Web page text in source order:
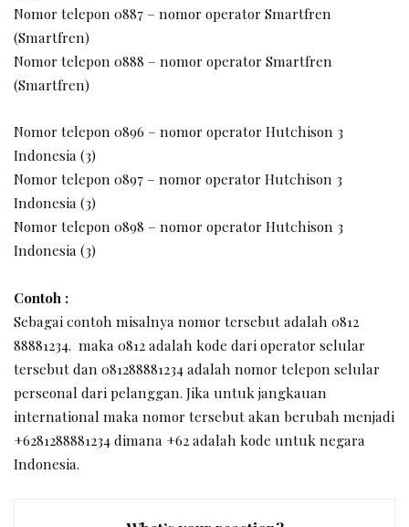
Nomor telepon 0887 – nomor operator Smartfren
(Smartfren)
Nomor telepon 0888 – nomor operator Smartfren
(Smartfren)
Nomor telepon 0896 – nomor operator Hutchison 3
Indonesia (3)
Nomor telepon 0897 – nomor operator Hutchison 3
Indonesia (3)
Nomor telepon 0898 – nomor operator Hutchison 3
Indonesia (3)
Contoh :
Sebagai contoh misalnya nomor tersebut adalah 0812
88881234. maka 0812 adalah kode dari operator selular
tersebut dan 081288881234 adalah nomor telepon selular
perseonal dari pelanggan. Jika untuk jangkauan
international maka nomor tersebut akan berubah menjadi
+6281288881234 dimana +62 adalah kode untuk negara
Indonesia.